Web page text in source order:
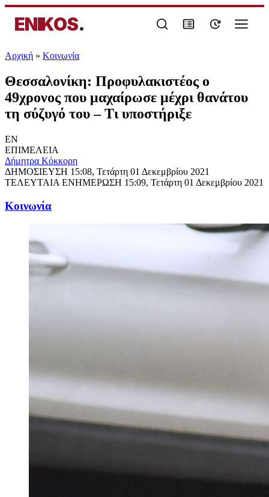
ENIKOS.
Αρχική » Κοινωνία
Θεσσαλονίκη: Προφυλακιστέος ο
49χρονος που μαχαίρωσε μέχρι θανάτου
τη σύζυγό του – Τι υποστήριξε
EN
ΕΠΙΜΕΛΕΙΑ
Δήμητρα Κόκκορη
ΔΗΜΟΣΙΕΥΣΗ 15:08, Τετάρτη 01 Δεκεμβρίου 2021
ΤΕΛΕΥΤΑΙΑ ΕΝΗΜΕΡΩΣΗ 15:09, Τετάρτη 01 Δεκεμβρίου 2021
Κοινωνία